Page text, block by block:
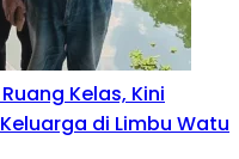
Kelas, Kini
di Limbu Watu